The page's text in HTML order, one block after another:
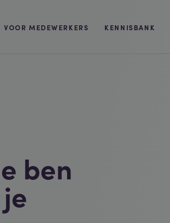
VOOR MEDEWERKERS KENNISBANK
ben